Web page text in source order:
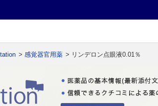
> 感覚器官用薬 > リンデロン点眼液0.01％